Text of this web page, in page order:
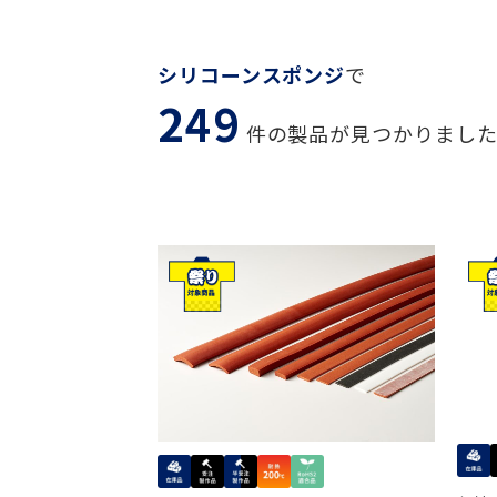
シリコーンスポンジで
249 件の製品が見つかりました